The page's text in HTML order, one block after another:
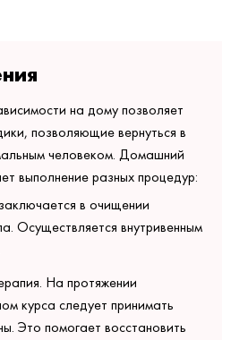
на дому позволяет
позволяющие вернуться в
человеком. Домашний
выполнение разных процедур:
в очищении
Осуществляется внутривенным
На протяжении
курса следует принимать
Это помогает восстановить